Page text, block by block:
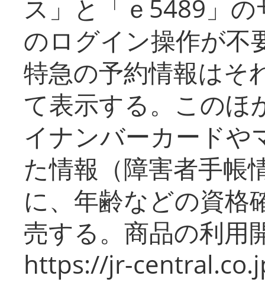
ス」と「ｅ5489」
のログイン操作が不
特急の予約情報はそ
て表示する。このほ
イナンバーカードや
た情報（障害者手帳
に、年齢などの資格
売する。商品の利用
https://jr-